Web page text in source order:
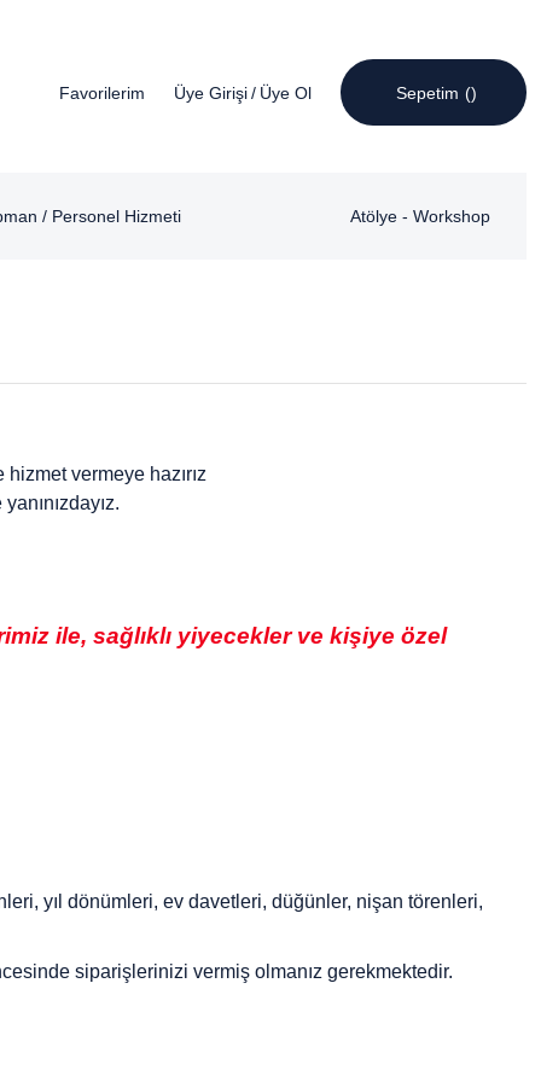
Favorilerim
Üye Girişi/ Üye Ol Sepetim
/ Personel Hizmeti Atölye - Workshop
vermeye hazırız
ile, sağlıklı yiyecekler ve kişiye özel
yıl dönümleri, ev davetleri, düğünler, nişan törenleri,
siparişlerinizi vermiş olmanız gerekmektedir.